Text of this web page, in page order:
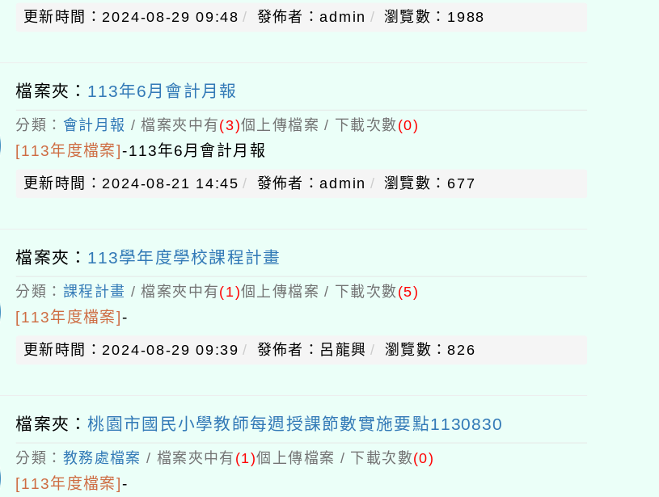
更新時間：2024-08-29 09:48 發佈者：admin 瀏覽數：1988
檔案夾： 113年6月會計月報
分類： 會計月報 / 檔案夾中有(3)個上傳檔案 / 下載次數(0)
[113年度檔案]-113年6月會計月報
更新時間：2024-08-21 14:45 發佈者：admin 瀏覽數：677
檔案夾： 113學年度學校課程計畫
分類： 課程計畫 / 檔案夾中有(1)個上傳檔案 / 下載次數(5)
[113年度檔案]-
更新時間：2024-08-29 09:39 發佈者：呂龍興 瀏覽數：826
檔案夾：桃園市國民小學教師每週授課節數實施要點1130830
分類： 教務處檔案 / 檔案夾中有 (1)個上傳檔案 / 下載次數(0)
[113年度檔案]-